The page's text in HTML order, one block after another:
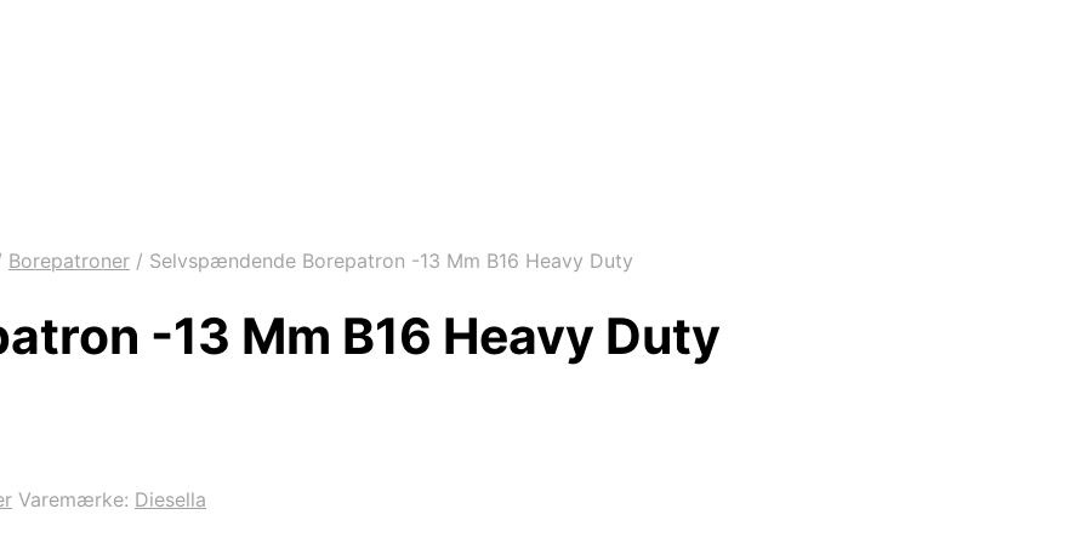
Borepatroner / Selvspændende Borepatron -13 Mm B16 Heavy Duty
-13 Mm B16 Heavy Duty
Varemærke: Diesella